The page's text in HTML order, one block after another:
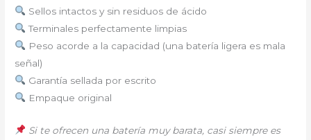
Sellos intactos y sin residuos de ácido
Terminales perfectamente limpias
Peso acorde a la capacidad (una batería ligera es mala
señal)
Garantía sellada por escrito
Empaque original
Si te ofrecen una batería muy barata, casi siempre es